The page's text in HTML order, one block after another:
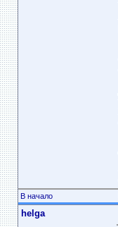
В начало
helga